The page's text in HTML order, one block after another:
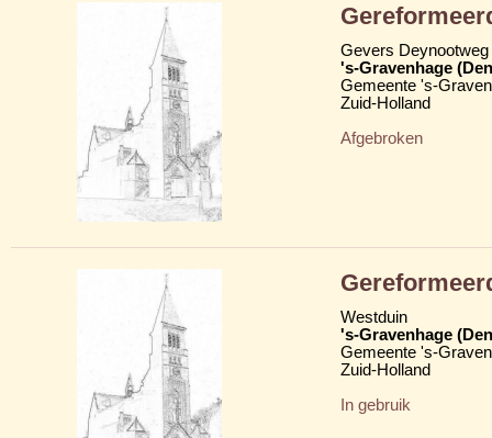
Gevers Deynootweg
's-Gravenhage
Gemeente 's-
Zuid-Holland
Afgebroken
Westduin
's-Gravenhage
Gemeente 's-
Zuid-Holland
In gebruik